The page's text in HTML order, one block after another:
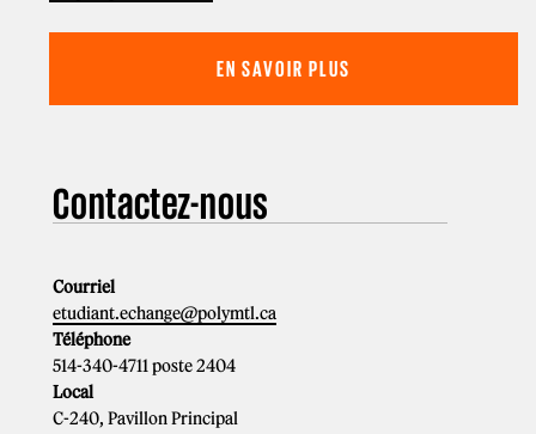
EN SAVOIR PLUS
Contactez-nous
Courriel
etudiant.echange@polymtl.ca
Téléphone
514-340-4711 poste 2404
Local
C-240, Pavillon Principal